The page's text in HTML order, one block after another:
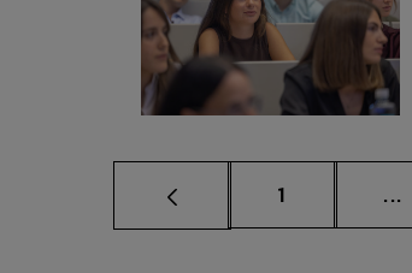
Página
1 ...